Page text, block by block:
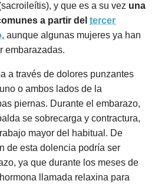
y que es a su vez una
a partir del tercer
, aunque algunas mujeres ya han
embarazadas.
a través de dolores punzantes
o ambos lados de la
piernas. Durante el embarazo,
se sobrecarga y contractura,
mayor del habitual. De
de esta dolencia podría ser
ya que durante los meses de
llamada relaxina para